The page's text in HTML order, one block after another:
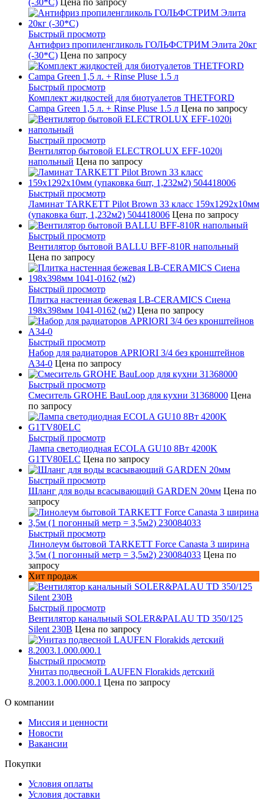
(-30*С) Цена по запросу
Быстрый просмотр
Антифриз пропиленгликоль ГОЛЬФСТРИМ Элита 20кг
(-30*С) Цена по запросу
Быстрый просмотр
Комплект жидкостей для биотуалетов THETFORD
Campa Green 1,5 л. + Rinse Pluse 1.5 л Цена по запросу
Быстрый просмотр
Вентилятор бытовой ELECTROLUX EFF-1020i
напольный Цена по запросу
Быстрый просмотр
Ламинат TARKETT Pilot Brown 33 класс 159х1292х10мм
(упаковка 6шт, 1,232м2) 504418006 Цена по запросу
Быстрый просмотр
Вентилятор бытовой BALLU BFF-810R напольный
Цена по запросу
Быстрый просмотр
Плитка настенная бежевая LB-CERAMICS Сиена
198x398мм 1041-0162 (м2) Цена по запросу
Быстрый просмотр
Набор для радиаторов APRIORI 3/4 без кронштейнов
A34-0 Цена по запросу
Быстрый просмотр
Смеситель GROHE BauLoop для кухни 31368000 Цена
по запросу
Быстрый просмотр
Лампа светодиодная ECOLA GU10 8Вт 4200K
G1TV80ELC Цена по запросу
Быстрый просмотр
Шланг для воды всасывающий GARDEN 20мм Цена по
запросу
Быстрый просмотр
Линолеум бытовой TARKETT Force Canasta 3 ширина
3,5м (1 погонный метр = 3,5м2) 230084033 Цена по
запросу
Хит продаж
Быстрый просмотр
Вентилятор канальный SOLER&PALAU TD 350/125
Silent 230В Цена по запросу
Быстрый просмотр
Унитаз подвесной LAUFEN Florakids детский
8.2003.1.000.000.1 Цена по запросу
О компании
Миссия и ценности
Новости
Вакансии
Покупки
Условия оплаты
Условия доставки